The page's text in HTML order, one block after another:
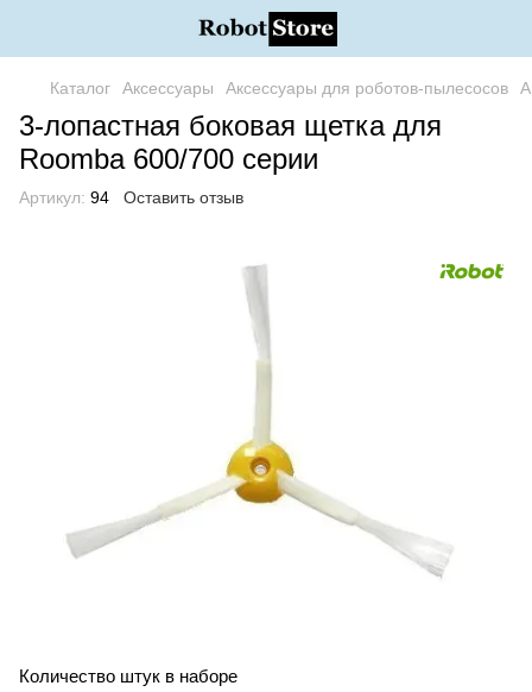
Каталог Аксессуары Аксессуары для роботов-пылесосов
3-лопастная боковая щетка для
Roomba 600/700 серии
Артикул: 94 Оставить отзыв
Количество штук в наборе